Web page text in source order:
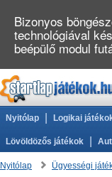
Nyitólap Logikai
Lövöldözős játékok
Nyitólap Ügyességi
Bizonyos
technológiával
beépülő modul